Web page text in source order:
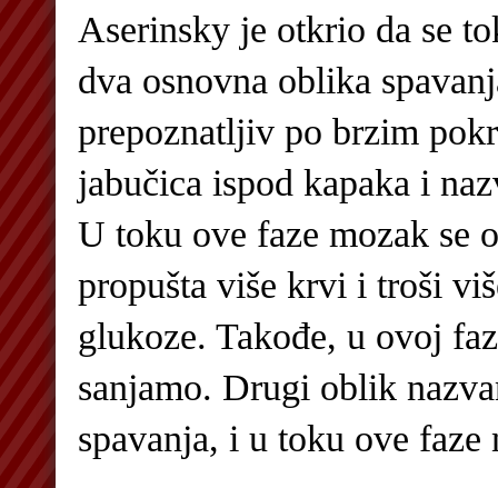
Aserinsky je otkrio da se
dva osnovna oblika
prepoznatljiv po brzim
jabučica ispod kapaka i
U toku ove faze mozak se
propušta više krvi i troši
glukoze. Takođe, u ovoj
sanjamo. Drugi oblik
spavanja, i u toku ove faze